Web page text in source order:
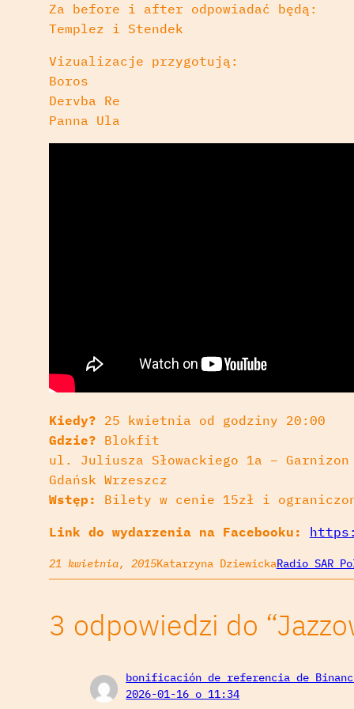
Za before i after odpowiadać będą:
Templez i Stendek
Vizualizacje przygotują:
Boros
Dervba Re
Panna Ula
Kiedy? 25 kwietnia od godziny 20:00
Gdzie? Blokfit
ul. Juliusza Słowackiego 1a – Garnizon
Gdańsk Wrzeszcz
Wstęp: Bilety w cenie 15zł i
Link do wydarzenia na Facebooku:
21 kwietnia, 2015Katarzyna DziewickaRadio SAR
3 odpowiedzi do
bonificación de referencia de
2026-01-16 o 11:34